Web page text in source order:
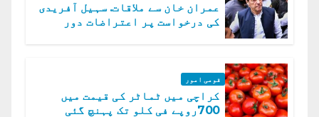
عمران خان سے ملاقات. سہیل آفریدی
کی درخواست پر اعتراضات دور
قومی امور
کراچی میں ٹماٹر کی قیمت میں
700روپے فی کلو تک پہنچ گئی